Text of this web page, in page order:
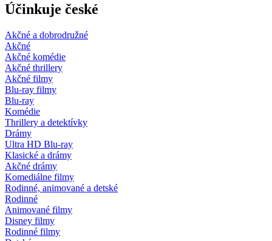
Účinkuje české
Akčné a dobrodružné
Akčné
Akčné komédie
Akčné thrillery
Akčné filmy
Blu-ray filmy
Blu-ray
Komédie
Thrillery a detektívky
Drámy
Ultra HD Blu-ray
Klasické a drámy
Akčné drámy
Komediálne filmy
Rodinné, animované a detské
Rodinné
Animované filmy
Disney filmy
Rodinné filmy